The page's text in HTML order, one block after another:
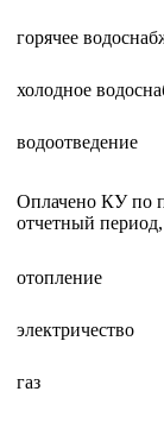
горячее
холодное
водоотведение
Оплачено КУ по
отчетный
отопление
электричество
газ